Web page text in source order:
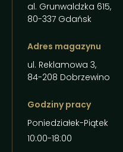
al. Grunwaldzka 615,
80-337 Gdańsk
Adres magazynu
ul. Reklamowa 3,
84-208 Dobrzewino
Godziny pracy
Poniedziałek-Piątek
10:00-18:00